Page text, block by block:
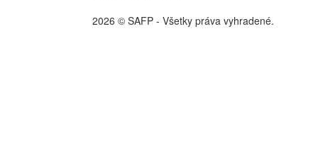
2026 © SAFP - Všetky práva vyhradené.